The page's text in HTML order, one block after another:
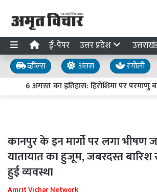
ई-पेपर उत्तर प्रदेश
व्हील्स अंतस रंगोली
6 अगस्त का इतिहास: हिरोशिमा पर
कानपुर के इन मार्गो पर लगा भीषण
यातायात का हुजूम, जबरदस्त
हुई व्यवस्था
Amrit Vichar Network